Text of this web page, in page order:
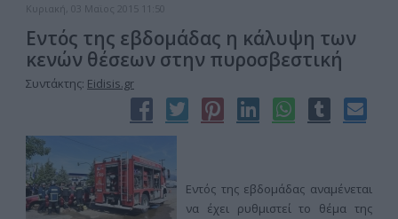
Κυριακή, 03 Μαϊος 2015 11:50
Εντός της εβδομάδας η κάλυψη των
κενών θέσεων στην πυροσβεστική
Συντάκτης: Eidisis.gr
Εντός της εβδομάδας αναμένεται
να έχει ρυθμιστεί το θέμα της